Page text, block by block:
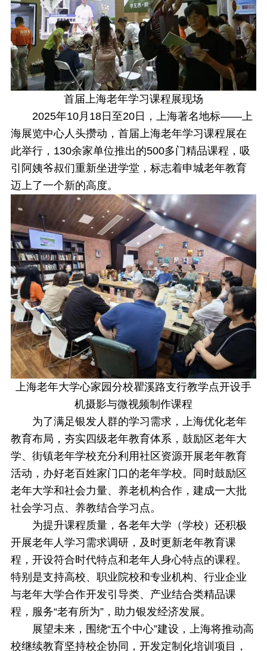
首届上海老年学习课程展现场
2025年10月18日至20日，上海著名地标——上
海展览中心人头攒动，首届上海老年学习课程展在
此举行，130余家单位推出的500多门精品课程，吸
引阿姨爷叔们重新坐进学堂，标志着申城老年教育
迈上了一个新的高度。
上海老年大学心家园分校瞿溪路支行教学点开设手
机摄影与微视频制作课程
为了满足银发人群的学习需求，上海优化老年
教育布局，夯实四级老年教育体系，鼓励区老年大
学、街镇老年学校充分利用社区资源开展老年教育
活动，办好老百姓家门口的老年学校。同时鼓励区
老年大学和社会力量、养老机构合作，建成一大批
社会学习点、养教结合学习点。
为提升课程质量，各老年大学（学校）还积极
开展老年人学习需求调研，及时更新老年教育课
程，开设符合时代特点和老年人身心特点的课程。
特别是支持高校、职业院校和专业机构、行业企业
与老年大学合作开发引导类、产业结合类精品课
程，服务“老有所为”，助力银发经济发展。
展望未来，围绕“五个中心”建设，上海将推动高
校继续教育坚持校企协同，开发定制化培训项目，